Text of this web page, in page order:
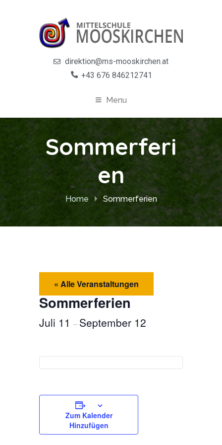
direktion@ms-mooskirchen.at
+43 676 846212741
Menu
Sommerferi
en
Home Sommerferien
« Alle Veranstaltungen
Sommerferien
Juli 11 – September 12
Zum Kalender
Hinzufügen